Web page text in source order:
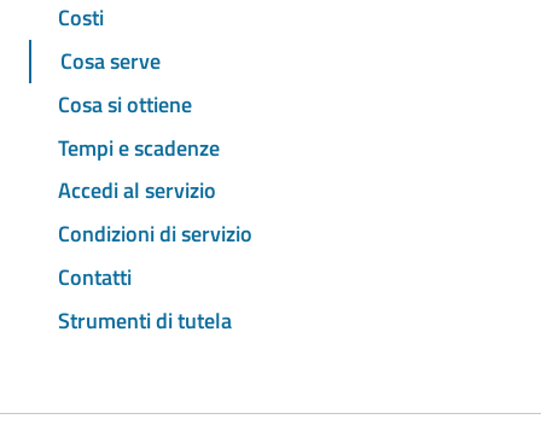
Costi
Cosa serve
Cosa si ottiene
Tempi e scadenze
Accedi al servizio
Condizioni di servizio
Contatti
Strumenti di tutela